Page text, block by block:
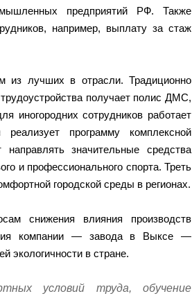
предприятий РФ. Также
например, выплату за стаж
из лучших в отрасли. Традиционно
получает полис ДМС,
иногородних сотрудников работает
реализует программу комплексной
значительные средства
и профессионального спорта. Треть
городской среды в регионах.
снижения влияния производств
компании — завода в Выксе —
экологичности в стране.
условий труда, обучение